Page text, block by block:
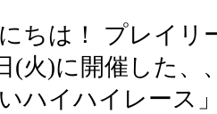
ちは！ プレイリ
(火)に開催した、
ハイハイレース